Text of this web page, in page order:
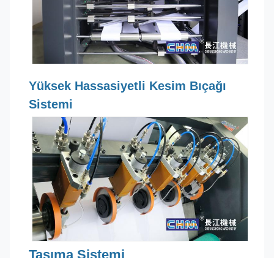
Yüksek Hassasiyetli Kesim Bıçağı
Sistemi
Taşıma Sistemi